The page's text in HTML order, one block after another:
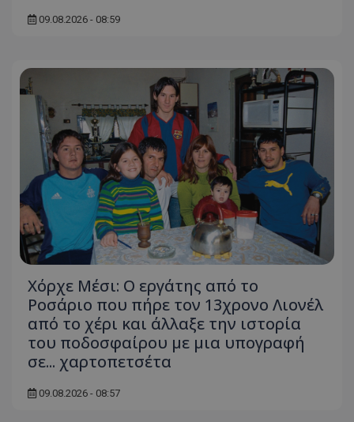
09.08.2026 - 08:59
Χόρχε Μέσι: Ο εργάτης από το
Ροσάριο που πήρε τον 13χρονο Λιονέλ
από το χέρι και άλλαξε την ιστορία
του ποδοσφαίρου με μια υπογραφή
σε... χαρτοπετσέτα
09.08.2026 - 08:57